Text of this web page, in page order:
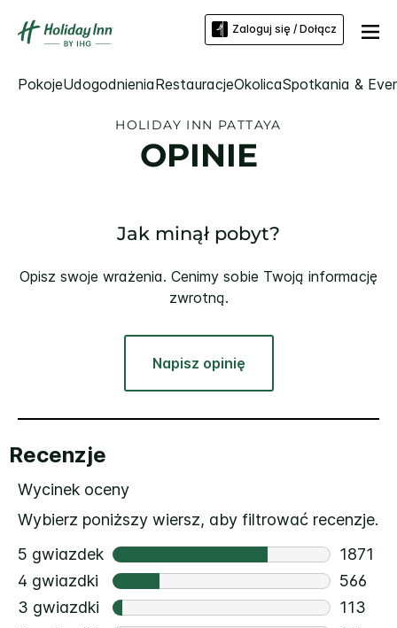
Zaloguj się / Dołącz
PokojeUdogodnieniaRestauracjeOkolicaSpotkania &
HOLIDAY INN PATTAYA
OPINIE
Jak minął pobyt?
Opisz swoje wrażenia. Cenimy sobie Twoją informację
zwrotną.
Napisz opinię